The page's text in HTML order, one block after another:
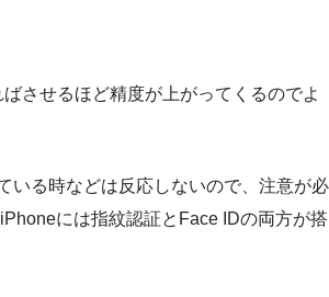
させるほど精度が上がってくるのでよ
いる時などは反応しないので、注意が必
には指紋認証とFace IDの両方が搭